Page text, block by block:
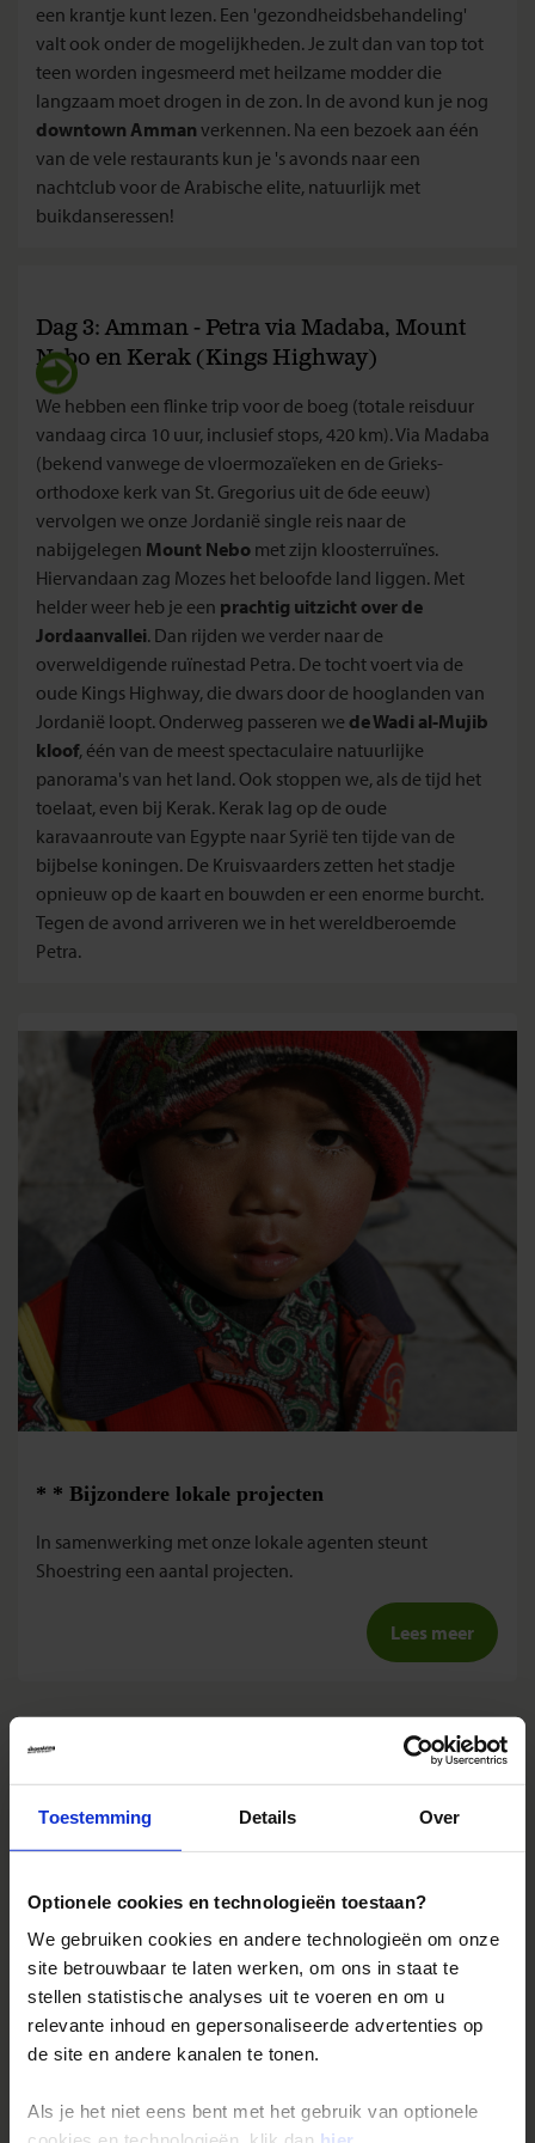
Toestemming Details Over
Optionele cookies en technologieën toestaan?
We gebruiken cookies en andere technologieën om onze
site betrouwbaar te laten werken, om ons in staat te
stellen statistische analyses uit te voeren en om u
relevante inhoud en gepersonaliseerde advertenties op
de site en andere kanalen te tonen.
Als je het niet eens bent met het gebruik van optionele
een krantje kunt lezen. Een 'gezondheidsbehandeling'
valt ook onder de mogelijkheden. Je zult dan van top tot
teen worden ingesmeerd met heilzame modder die
langzaam moet drogen in de zon. In de avond kun je nog
downtown Amman verkennen. Na een bezoek aan één
van de vele restaurants kun je 's avonds naar een
nachtclub voor de Arabische elite, natuurlijk met
buikdanseressen!
Dag 3: Amman - Petra via Madaba, Mount
Nebo en Kerak (Kings Highway)
We hebben een flinke trip voor de boeg (totale reisduur
vandaag circa 10 uur, inclusief stops, 420 km). Via Madaba
(bekend vanwege de vloermozaïeken en de Grieks-
orthodoxe kerk van St. Gregorius uit de 6de eeuw)
vervolgen we onze Jordanië single reis naar de
nabijgelegen Mount Nebo met zijn kloosterruïnes.
Hiervandaan zag Mozes het beloofde land liggen. Met
helder weer heb je een prachtig uitzicht over de
Jordaanvallei. Dan rijden we verder naar de
overweldigende ruïnestad Petra. De tocht voert via de
oude Kings Highway, die dwars door de hooglanden van
Jordanië loopt. Onderweg passeren we de Wadi al-Mujib
kloof, één van de meest spectaculaire natuurlijke
panorama's van het land. Ook stoppen we, als de tijd het
toelaat, even bij Kerak. Kerak lag op de oude
karavaanroute van Egypte naar Syrië ten tijde van de
bijbelse koningen. De Kruisvaarders zetten het stadje
opnieuw op de kaart en bouwden er een enorme burcht.
Tegen de avond arriveren we in het wereldberoemde
Petra.
* * Bijzondere lokale projecten
In samenwerking met onze lokale agenten steunt
Shoestring een aantal projecten.
Lees meer
Dag 4: Petra
Een vrije dag.Petra
werd in de 4de eeuw v. Chr. door
Nabateeërs uit rozerode rotsen uitgehakt, het was de oude
Nabateeërs. Na de verovering door de Romeinen raakte
de stad in verval en in de vergetelheid. Totaal verborgen in
de bergen, wisten alleen de plaatselijke bedoeïenen ervan
af. In 1812 ontdekte de Zwitser Burckhardt deze al eeuwen
vergeten stad.
De weg naar het hart van Petra is slechts te voet of te
kloof, de Siq, die steeds nauwer wordt. Uiteindelijk bereik